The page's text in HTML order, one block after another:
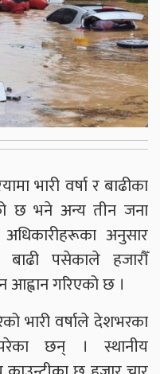
भारी वर्षा र बाढीका
छ भने अन्य तीन जना
अनुसार
बाढी पसेकाले हजारौँ
आह्वान गरिएको छ ।
भारी वर्षाले देशभरका
छन् । स्थानीय